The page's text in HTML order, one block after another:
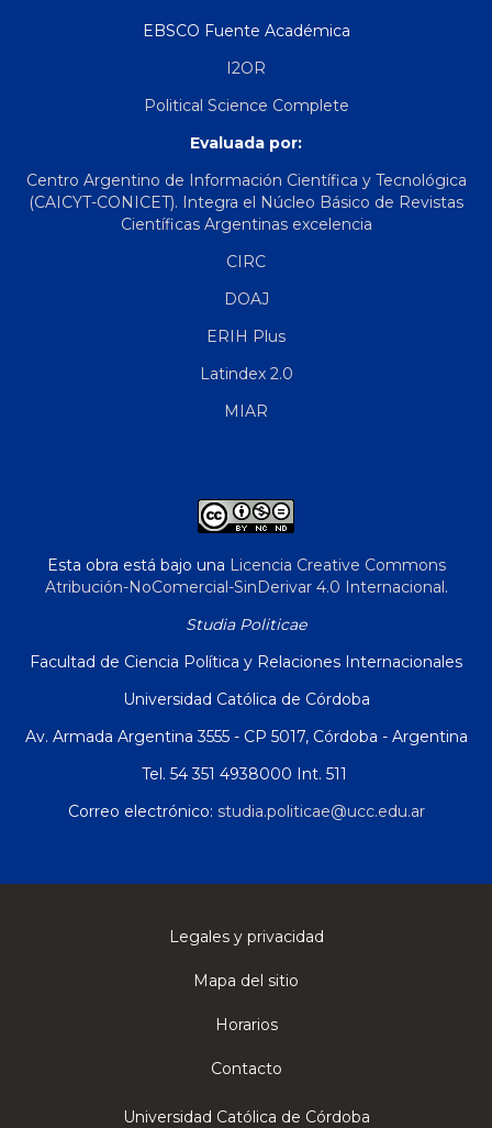
EBSCO Fuente Académica
I2OR
Political Science Complete
Evaluada por:
Centro Argentino de Información Científica y Tecnológica
(CAICYT-CONICET). Integra el Núcleo Básico de Revistas
Científicas Argentinas excelencia
CIRC
DOAJ
ERIH Plus
Latindex 2.0
MIAR
Esta obra está bajo una Licencia Creative Commons
Atribución-NoComercial-SinDerivar 4.0 Internacional.
Studia Politicae
Facultad de Ciencia Política y Relaciones Internacionales
Universidad Católica de Córdoba
Av. Armada Argentina 3555 - CP 5017, Córdoba - Argentina
Tel. 54 351 4938000 Int. 511
Correo electrónico: studia.politicae@ucc.edu.ar
Legales y privacidad
Mapa del sitio
Horarios
Contacto
Universidad Católica de Córdoba